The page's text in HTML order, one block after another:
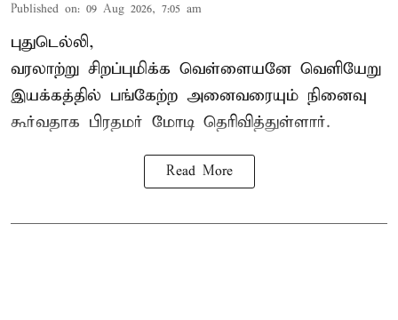
Published on: 09 Aug 2026, 7:05 am
புதுடெல்லி,
வரலாற்று சிறப்புமிக்க வெள்ளையனே வெளியேறு
இயக்கத்தில் பங்கேற்ற அனைவரையும் நினைவு
கூர்வதாக பிரதமர் மோடி தெரிவித்துள்ளார்.
Read More